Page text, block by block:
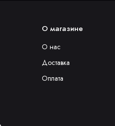
сопла 35-160А
О магазине
О нас
Доставка
Оплата